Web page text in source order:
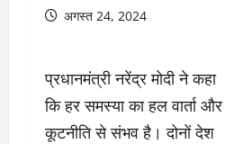
अगस्त 24, 2024
प्रधानमंत्री नरेंद्र मोदी ने कहा
कि हर समस्या का हल वार्ता और
कूटनीति से संभव है। दोनों देश